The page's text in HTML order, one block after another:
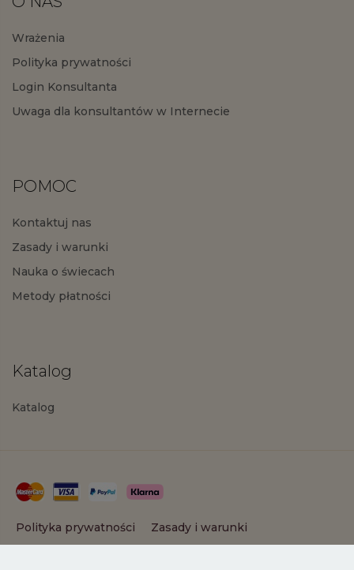
Wrażenia
Polityka prywatności
Login Konsultanta
Uwaga dla konsultantów w Internecie
POMOC
Kontaktuj nas
Zasady i warunki
Nauka o świecach
Metody płatności
Katalog
Katalog
Polityka prywatności Zasady i warunki